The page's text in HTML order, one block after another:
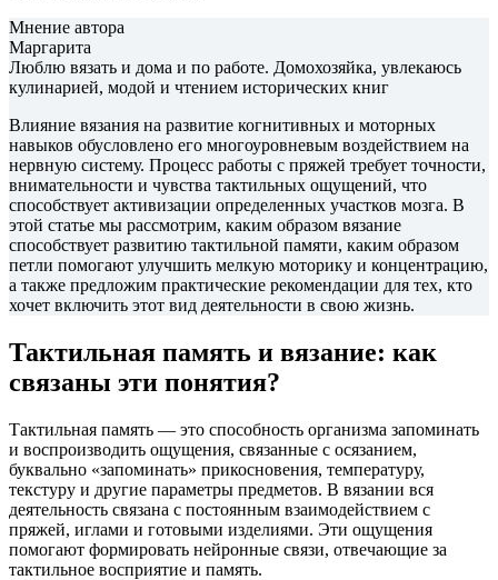
Мнение автора
Маргарита
Люблю вязать и дома и по работе. Домохозяйка, увлекаюсь
кулинарией, модой и чтением исторических книг
Влияние вязания на развитие когнитивных и моторных
навыков обусловлено его многоуровневым воздействием на
нервную систему. Процесс работы с пряжей требует точности,
внимательности и чувства тактильных ощущений, что
способствует активизации определенных участков мозга. В
этой статье мы рассмотрим, каким образом вязание
способствует развитию тактильной памяти, каким образом
петли помогают улучшить мелкую моторику и концентрацию,
а также предложим практические рекомендации для тех, кто
хочет включить этот вид деятельности в свою жизнь.
Тактильная память и вязание: как
связаны эти понятия?
Тактильная память — это способность организма запоминать
и воспроизводить ощущения, связанные с осязанием,
буквально «запоминать» прикосновения, температуру,
текстуру и другие параметры предметов. В вязании вся
деятельность связана с постоянным взаимодействием с
пряжей, иглами и готовыми изделиями. Эти ощущения
помогают формировать нейронные связи, отвечающие за
тактильное восприятие и память.